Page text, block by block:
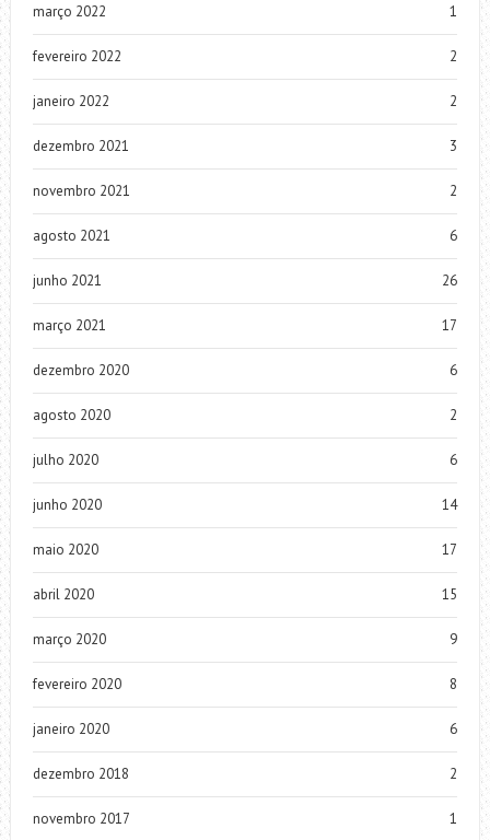
março 2022 1
fevereiro 2022 2
janeiro 2022 2
dezembro 2021 3
novembro 2021 2
agosto 2021 6
junho 2021 26
março 2021 17
dezembro 2020 6
agosto 2020 2
julho 2020 6
junho 2020 14
maio 2020 17
abril 2020 15
março 2020 9
fevereiro 2020 8
janeiro 2020 6
dezembro 2018 2
novembro 2017 1